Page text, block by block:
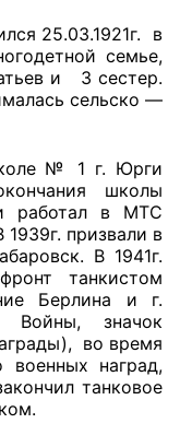
25.03.1921г. в
семье,
и 3 сестер.
сельско —
№ 1 г. Юрги
школы
работал в МТС
призвали в
В 1941г.
танкистом
Берлина и г.
Войны, значок
во время
военных наград,
танковое